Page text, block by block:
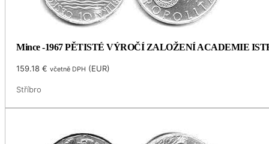
Mince -1967 PĚTISTÉ VÝROČÍ ZALOŽENÍ ACADEMIE
159.18€ včetně DPH (EUR)
Stříbro